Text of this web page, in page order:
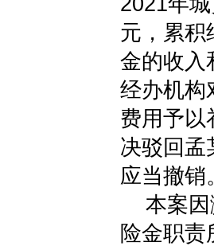
元，累积
金的收入
经办机构
费用予以
决驳回孟
应当撤销
本案
险金职